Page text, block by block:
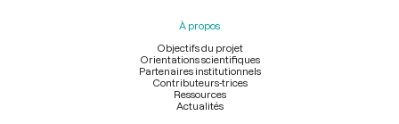
À propos
Objectifs du projet
Orientations scientifiques
Partenaires institutionnels
Contributeurs-trices
Ressources
Actualités